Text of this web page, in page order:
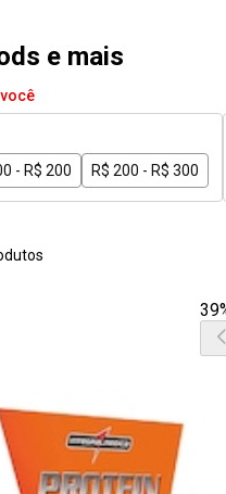
e mais
- R$ 200 R$ 200 - R$ 300